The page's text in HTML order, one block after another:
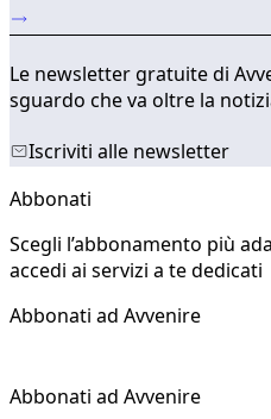
Le newsletter gratuite di
sguardo che va oltre la
Iscriviti alle newsletter
Abbonati
Scegli l’abbonamento più
accedi ai servizi a te dedicati
Abbonati ad Avvenire
Abbonati ad Avvenire